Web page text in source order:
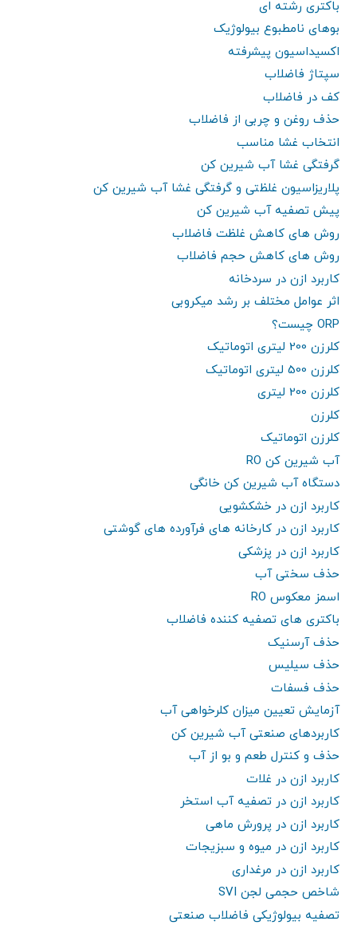
باکتری رشته ای
بوهای نامطبوع بیولوژیک
اکسیداسیون پیشرفته
سپتاژ فاضلاب
کف در فاضلاب
حذف روغن و چربی از فاضلاب
انتخاب غشا مناسب
گرفتگی غشا آب شیرین کن
پلاریزاسیون غلظتی و گرفتگی غشا آب شیرین کن
پیش تصفیه آب شیرین کن
روش های کاهش غلظت فاضلاب
روش های کاهش حجم فاضلاب
کاربرد ازن در سردخانه
اثر عوامل مختلف بر رشد میکروبی
ORP چیست؟
کلرزن 200 لیتری اتوماتیک
کلرزن 500 لیتری اتوماتیک
کلرزن 200 لیتری
کلرزن
کلرزن اتوماتیک
آب شیرین کن RO
دستگاه آب شیرین کن خانگی
کاربرد ازن در خشکشویی
کاربرد ازن در کارخانه های فرآورده های گوشتی
کاربرد ازن در پزشکی
حذف سختی آب
اسمز معکوس RO
باکتری های تصفیه کننده فاضلاب
حذف آرسنیک
حذف سیلیس
حذف فسفات
آزمایش تعیین میزان کلرخواهی آب
کاربردهای صنعتی آب شیرین کن
حذف و کنترل طعم و بو از آب
کاربرد ازن در غلات
کاربرد ازن در تصفیه آب استخر
کاربرد ازن در پرورش ماهی
کاربرد ازن در میوه و سبزیجات
کاربرد ازن در مرغداری
شاخص حجمی لجن SVI
تصفیه بیولوژیکی فاضلاب صنعتی